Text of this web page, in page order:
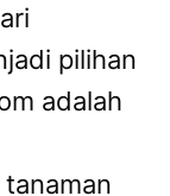
pilihan
adalah